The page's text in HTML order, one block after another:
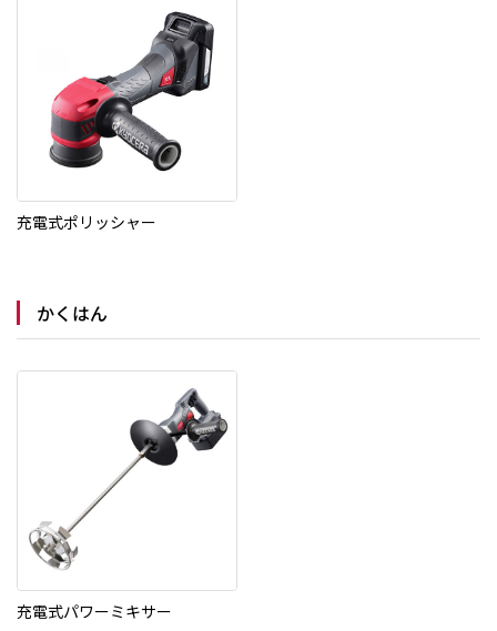
充電式ポリッシャー
かくはん
充電式パワーミキサー